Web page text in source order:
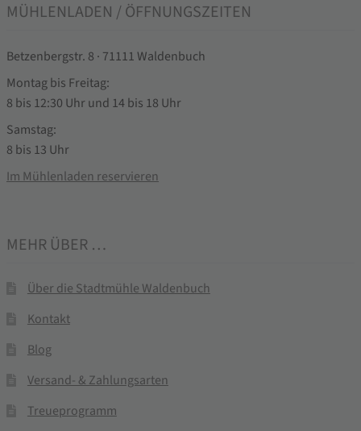
MÜHLENLADEN / ÖFFNUNGSZEITEN
Betzenbergstr. 8 · 71111 Waldenbuch
Montag bis Freitag:
8 bis 12:30 Uhr und 14 bis 18 Uhr
Samstag:
8 bis 13 Uhr
Im Mühlenladen reservieren
MEHR ÜBER …
Über die Stadtmühle Waldenbuch
Kontakt
Blog
Versand- & Zahlungsarten
Treueprogramm